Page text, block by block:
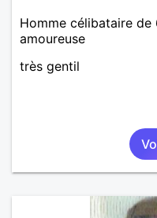
Homme célibataire
amoureuse
très gentil